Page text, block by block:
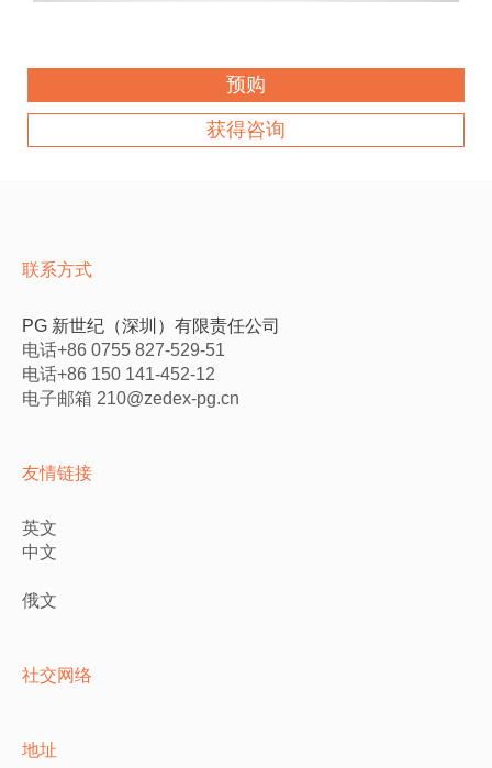
预购
获得咨询
联系方式
PG 新世纪（深圳）有限责任公司
电话+86 0755 827-529-51
电话+86 150 141-452-12
电子邮箱 210@zedex-pg.cn
友情链接
英文
中文
俄文
社交网络
地址